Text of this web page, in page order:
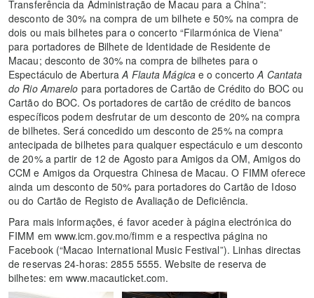
Transferência da Administração de Macau para a China”:
desconto de 30% na compra de um bilhete e 50% na compra de
dois ou mais bilhetes para o concerto “Filarmónica de Viena”
para portadores de Bilhete de Identidade de Residente de
Macau; desconto de 30% na compra de bilhetes para o
Espectáculo de AberturaA Flauta Mágicae o concertoA Cantata
do Rio Amarelo para portadores de Cartão de Crédito do BOC ou
Cartão do BOC. Os portadores de cartão de crédito de bancos
específicos podem desfrutar de um desconto de 20% na compra
de bilhetes. Será concedido um desconto de 25% na compra
antecipada de bilhetes para qualquer espectáculo e um desconto
de 20% a partir de 12 de Agosto para Amigos da OM, Amigos do
CCM e Amigos da Orquestra Chinesa de Macau. O FIMM oferece
ainda um desconto de 50% para portadores do Cartão de Idoso
ou do Cartão de Registo de Avaliação de Deficiência.
Para mais informações, é favor aceder à página electrónica do
FIMM em www.icm.gov.mo/fimm e a respectiva página no
Facebook (“Macao International Music Festival”). Linhas directas
de reservas 24-horas: 2855 5555. Website de reserva de
bilhetes: em www.macauticket.com.